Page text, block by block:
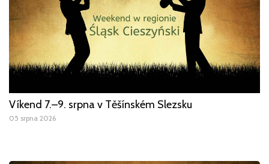
Víkend 7.–9. srpna v Těšínském Slezsku
05 srpna 2026